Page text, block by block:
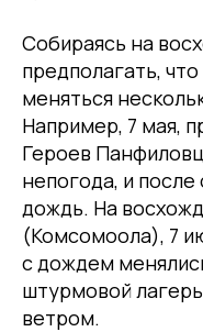
Собираясь на
предполагать,
меняться
Например, 7 мая,
Героев
непогода, и
дождь. На
(Комсомоола), 7
с дождем
штурмовой
ветром.